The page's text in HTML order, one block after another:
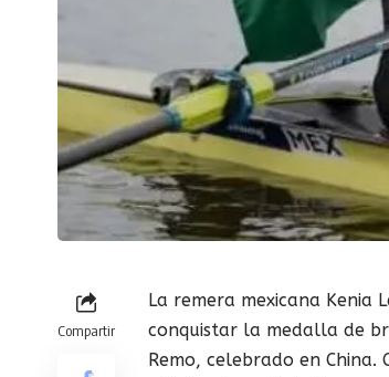
Compartir
La remera mexicana Kenia
conquistar la medalla de
Remo, celebrado en